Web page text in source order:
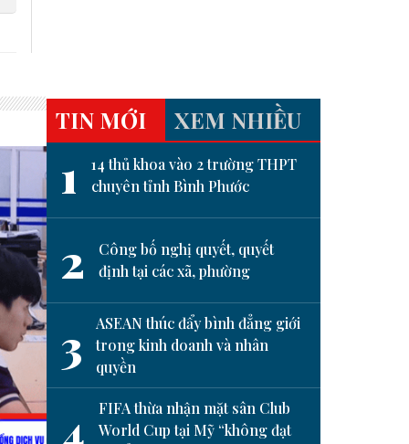
next
TIN MỚI XEM NHIỀU
1
14 thủ khoa vào 2 trường THPT
chuyên tỉnh Bình Phước
2
Công bố nghị quyết, quyết
định tại các xã, phường
3
ASEAN thúc đẩy bình đẳng giới
trong kinh doanh và nhân
quyền
4
FIFA thừa nhận mặt sân Club
World Cup tại Mỹ “không đạt